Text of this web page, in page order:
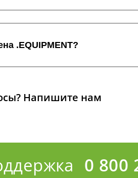
.EQUIPMENT?
Напишите нам
0 800